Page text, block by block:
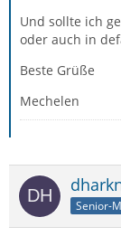
Und sollte ich
oder auch in
Beste Grüße
Mechelen
Senior-